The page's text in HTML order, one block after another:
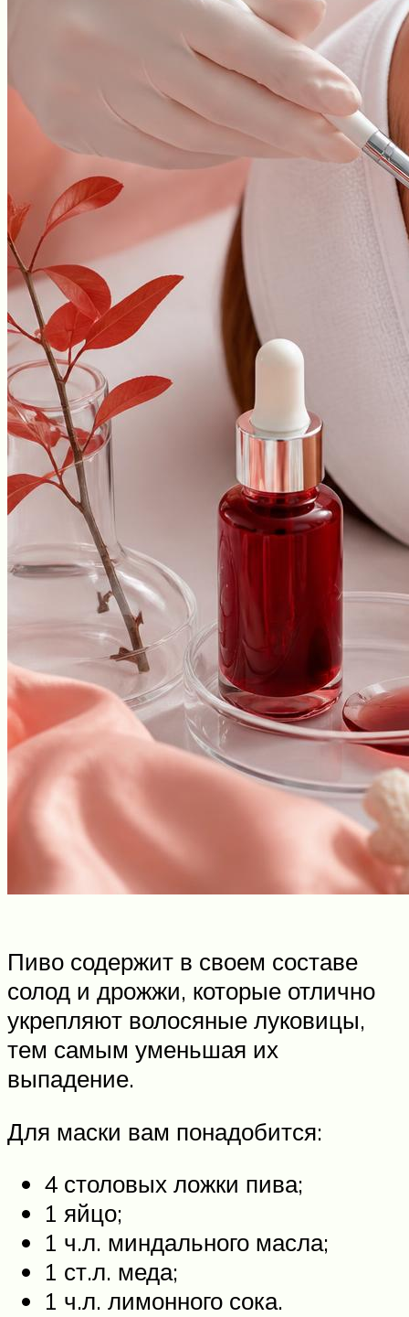
Пиво содержит в своем составе
солод и дрожжи, которые отлично
укрепляют волосяные луковицы,
тем самым уменьшая их
выпадение.
Для маски вам понадобится:
4 столовых ложки пива;
1 яйцо;
1 ч.л. миндального масла;
1 ст.л. меда;
1 ч.л. лимонного сока.